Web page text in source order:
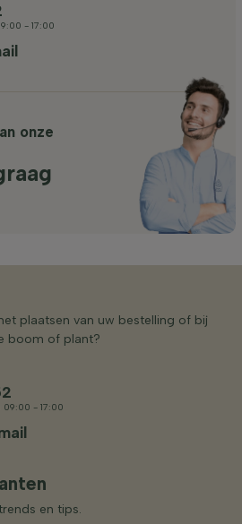
- 17:00
onze
plaatsen van uw bestelling of bij
boom of plant?
09:00 - 17:00
en tips.